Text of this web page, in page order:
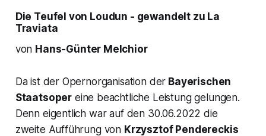
Die Teufel von Loudun - gewandelt zu La
Traviata
von Hans-Günter Melchior
Da ist der Opernorganisation der Bayerischen
Staatsoper eine beachtliche Leistung gelungen.
Denn eigentlich war auf den 30.06.2022 die
zweite Aufführung von Krzysztof Pendereckis